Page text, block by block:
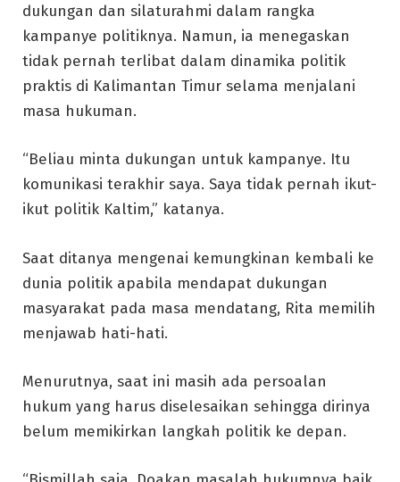
dukungan dan silaturahmi dalam rangka
kampanye politiknya. Namun, ia menegaskan
tidak pernah terlibat dalam dinamika politik
praktis di Kalimantan Timur selama menjalani
masa hukuman.
“Beliau minta dukungan untuk kampanye. Itu
komunikasi terakhir saya. Saya tidak pernah ikut-
ikut politik Kaltim,” katanya.
Saat ditanya mengenai kemungkinan kembali ke
dunia politik apabila mendapat dukungan
masyarakat pada masa mendatang, Rita memilih
menjawab hati-hati.
Menurutnya, saat ini masih ada persoalan
hukum yang harus diselesaikan sehingga dirinya
belum memikirkan langkah politik ke depan.